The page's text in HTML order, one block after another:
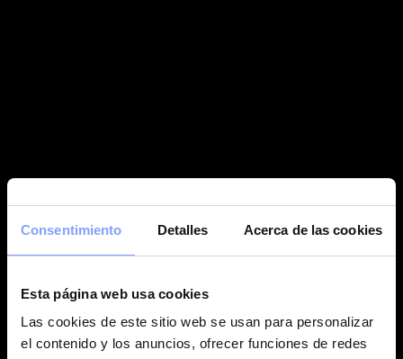
Consentimiento Detalles Acerca de las cookies
Esta página web usa cookies
Las cookies de este sitio web se usan para personalizar
el contenido y los anuncios, ofrecer funciones de redes